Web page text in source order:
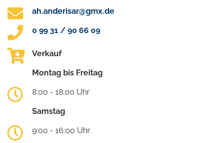
ah.anderisar@gmx.de
0 99 31 / 90 66 09
Verkauf
Montag bis Freitag
8:00 - 18:00 Uhr
Samstag
9:00 - 16:00 Uhr